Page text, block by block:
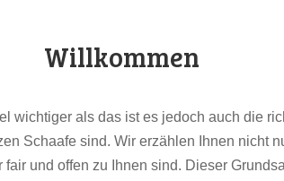
Willkommen
wichtiger als das ist es jedoch auch die
Schaafe sind. Wir erzählen Ihnen nicht
und offen zu Ihnen sind. Dieser